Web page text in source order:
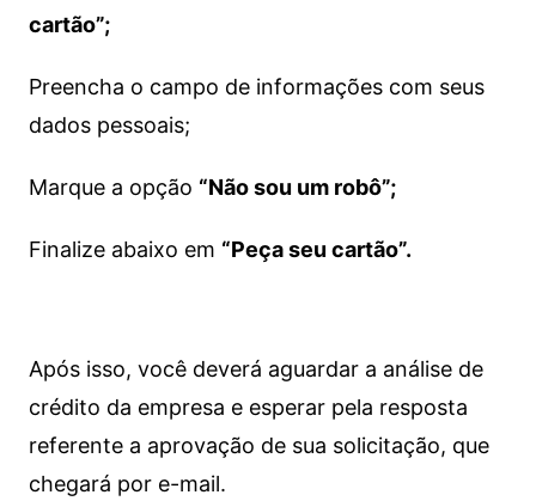
cartão”;
Preencha o campo de informações com seus
dados pessoais;
Marque a opção “Não sou um robô”;
Finalize abaixo em “Peça seu cartão”.
Após isso, você deverá aguardar a análise de
crédito da empresa e esperar pela resposta
referente a aprovação de sua solicitação, que
chegará por e-mail.